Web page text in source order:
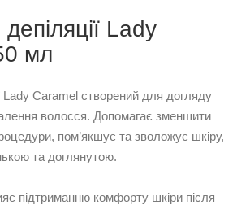
Lady
мл
Lady Caramel створений для догляду
волосся. Допомагає зменшити
пом’якшує та зволожує шкіру,
та доглянутою.
підтриманню комфорту шкіри після